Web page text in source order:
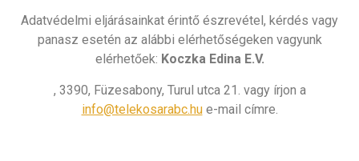
Adatvédelmi eljárásainkat érintő észrevétel, kérdés vagy
panasz esetén az alábbi elérhetőségeken vagyunk
elérhetőek: Koczka Edina E.V.
, 3390, Füzesabony, Turul utca 21. vagy írjon a
info@telekosarabc.hue-mail címre.